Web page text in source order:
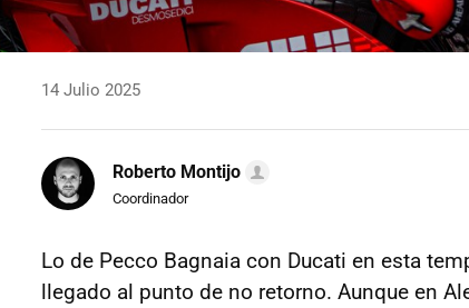
14 Julio 2025
Roberto Montijo
Coordinador
Lo de Pecco Bagnaia con Ducati en esta
llegado al punto de no retorno. Aunque en